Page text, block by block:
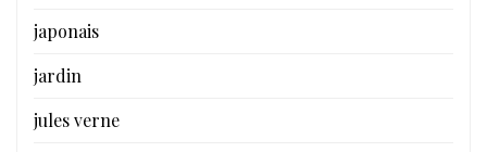
japonais
jardin
jules verne